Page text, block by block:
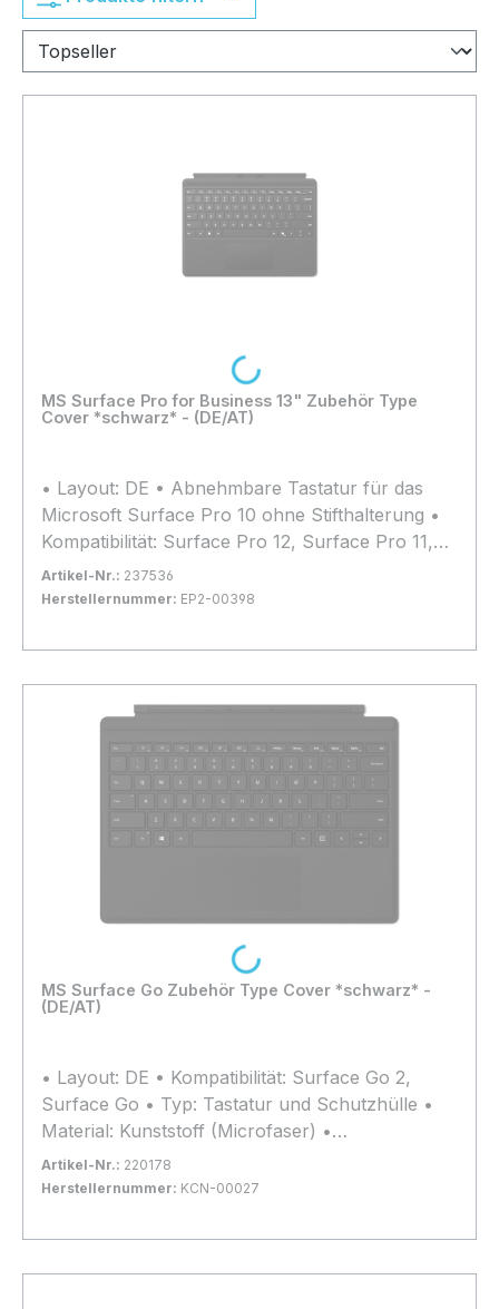
MS Surface Pro for Business 13" Zubehör Type
Cover *schwarz* - (DE/AT)
• Layout: DE • Abnehmbare Tastatur für das
Microsoft Surface Pro 10 ohne Stifthalterung •
Kompatibilität: Surface Pro 12, Surface Pro 11,
Surface Pro 10, Surface Pro 9, Surface Pro 8
und Surface Pro X
Artikel-Nr.: 237536
Herstellernummer: EP2-00398
In den Warenkorb
Loading...
MS Surface Go Zubehör Type Cover *schwarz* -
(DE/AT)
• Layout: DE • Kompatibilität: Surface Go 2,
Surface Go • Typ: Tastatur und Schutzhülle •
Material: Kunststoff (Microfaser) •
Abmessungen: 248x190x4.6mm • Gewicht: 245g
Artikel-Nr.: 220178
Herstellernummer: KCN-00027
In den Warenkorb
Loading...